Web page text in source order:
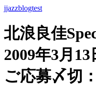
jjazzblogtest
北浪良佳
2009年3月
ご応募〆切